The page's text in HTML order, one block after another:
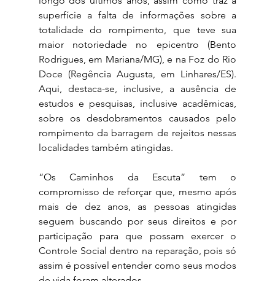
superfície a falta de informações sobre a
totalidade do rompimento, que teve sua
maior notoriedade no epicentro (Bento
Rodrigues, em Mariana/MG), e na Foz do Rio
Doce (Regência Augusta, em Linhares/ES).
Aqui, destaca-se, inclusive, a ausência de
estudos e pesquisas, inclusive acadêmicas,
sobre os desdobramentos causados pelo
rompimento da barragem de rejeitos nessas
localidades também atingidas.
“Os Caminhos da Escuta” tem o
compromisso de reforçar que, mesmo após
mais de dez anos, as pessoas atingidas
seguem buscando por seus direitos e por
participação para que possam exercer o
Controle Social dentro na reparação, pois só
assim é possível entender como seus modos